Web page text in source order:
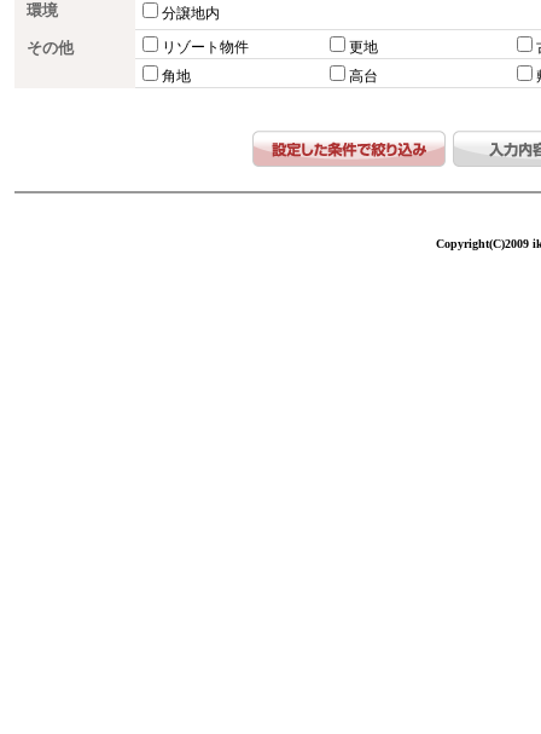
環境 分譲地内
その他 リゾート物件 更地
角地
高台
Copyright(C)2009